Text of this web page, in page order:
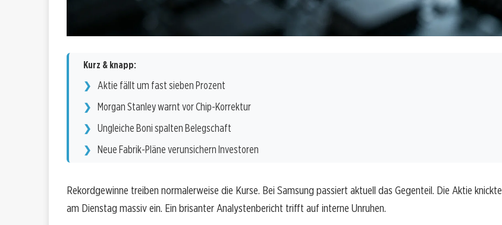
Kurz & knapp:
Aktie fällt um fast sieben Prozent
Morgan Stanley warnt vor Chip-Korrektur
Ungleiche Boni spalten Belegschaft
Neue Fabrik-Pläne verunsichern Investoren
Rekordgewinne treiben normalerweise die Kurse. Bei Samsung passiert aktuell das Gegenteil. Die Aktie knickte
am Dienstag massiv ein. Ein brisanter Analystenbericht trifft auf interne Unruhen.